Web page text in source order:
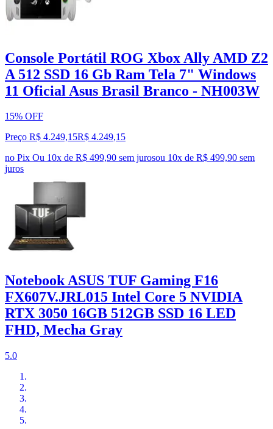
Console Portátil ROG Xbox Ally AMD Z2
A 512 SSD 16 Gb Ram Tela 7" Windows
11 Oficial Asus Brasil Branco - NH003W
15% OFF
Preço R$ 4.249,15R$ 4.249,15
no Pix Ou 10x de R$ 499,90 sem jurosou 10x de R$ 499,90 sem
juros
Notebook ASUS TUF Gaming F16
FX607V.JRL015 Intel Core 5 NVIDIA
RTX 3050 16GB 512GB SSD 16 LED
FHD, Mecha Gray
5.0